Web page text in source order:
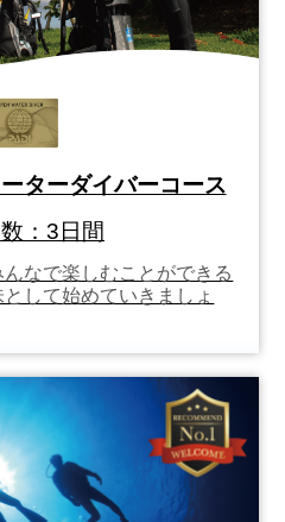
ターダイバーコース
：3日間
なで楽しむことができる
して始めていきましょ